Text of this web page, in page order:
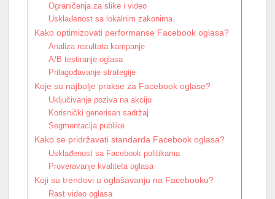
Ograničenja za slike i video
Usklađenost sa lokalnim zakonima
Kako optimizovati performanse Facebook oglasa?
Analiza rezultata kampanje
A/B testiranje oglasa
Prilagođavanje strategije
Koje su najbolje prakse za Facebook oglase?
Uključivanje poziva na akciju
Korisnički generisan sadržaj
Segmentacija publike
Kako se pridržavati standarda Facebook oglasa?
Usklađenost sa Facebook politikama
Proveravanje kvaliteta oglasa
Koji su trendovi u oglašavanju na Facebooku?
Rast video oglasa